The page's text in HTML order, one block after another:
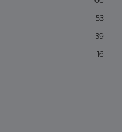
53
39
16